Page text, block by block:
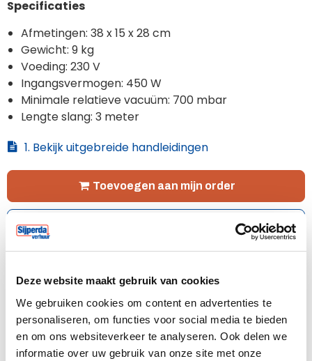
Deze website maakt gebruik van cookies
We gebruiken cookies om content en advertenties te
personaliseren, om functies voor social media te bieden
en om ons websiteverkeer te analyseren. Ook delen we
informatie over uw gebruik van onze site met onze
Specificaties
Afmetingen: 38 x 15 x 28 cm
Gewicht: 9 kg
Voeding: 230 V
Ingangsvermogen: 450 W
Minimale relatieve vacuüm: 700 mbar
Lengte slang: 3 meter
1. Bekijk uitgebreide handleidingen
Toevoegen aan mijn order
(excl. BTW / incl. BTW)
Weekprijs
(excl. BTW / incl. BTW)
124,00/150,04
Transport code 1 Wat is dit?